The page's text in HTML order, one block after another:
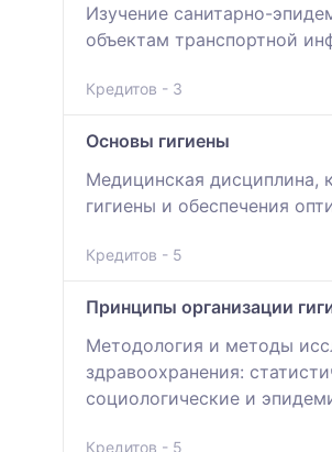
Изучение санитарно-
объектам транспортной
Кредитов - 3
Основы гигиены
Медицинская дисциплина,
гигиены и обеспечения
Кредитов - 5
Принципы организации
Методология и методы
здравоохранения:
социологические и
Кредитов - 5